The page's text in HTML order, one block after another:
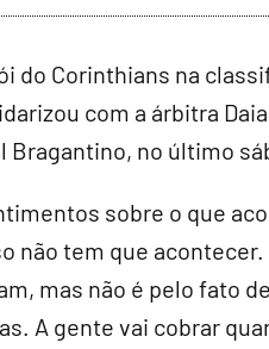
do Corinthians na
com a árbitra
no último
sobre o que
não tem que acontecer.
mas não é pelo fato
A gente vai cobrar